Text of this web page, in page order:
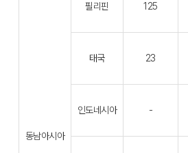
동남아시아
필리핀 125
태국 23
인도네시아 -